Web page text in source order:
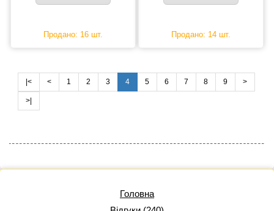
Продано: 16 шт. Продано: 14 шт.
|< < 1 2 3 4 5 6 7 8 9 >
>|
Головна